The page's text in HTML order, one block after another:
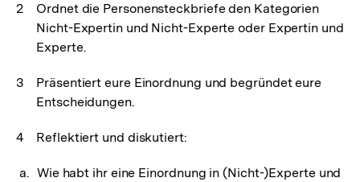
Ordnet die Personensteckbriefe den Kategorien
Nicht-Expertin und Nicht-Experte oder Expertin und
Experte.
Präsentiert eure Einordnung und begründet eure
Entscheidungen.
Reflektiert und diskutiert:
Wie habt ihr eine Einordnung in (Nicht-)Experte und